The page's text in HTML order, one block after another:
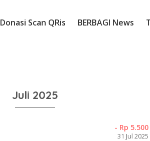
Donasi Scan QRis BERBAGI News
Juli 2025
- Rp 5.500
31 Jul 2025